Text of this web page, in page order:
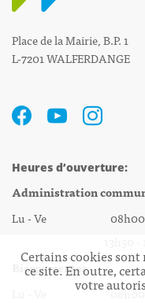
Place de la Mairie, B.P. 1
L-7201 WALFERDANGE
Heures d’ouverture:
Administration
Lu - Ve 08h00 -
Biergercenter
Lu - Ve 08h00 -
Certains cookies
ce site. En outre,
votre